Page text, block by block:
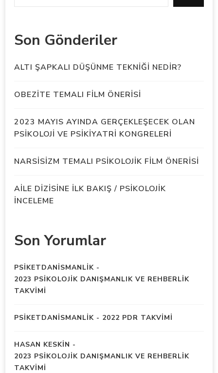
Son Gönderiler
ALTI ŞAPKALI DÜŞÜNME TEKNİĞİ NEDİR?
OBEZİTE TEMALI FİLM ÖNERİSİ
2023 MAYIS AYINDA GERÇEKLEŞECEK OLAN
PSİKOLOJİ VE PSİKİYATRİ KONGRELERİ
NARSİSİZM TEMALI PSİKOLOJİK FİLM ÖNERİSİ
AİLE DİZİSİNE İLK BAKIŞ / PSİKOLOJİK
İNCELEME
Son Yorumlar
PSIKETDANISMANLIK -
2023 PSİKOLOJİK DANIŞMANLIK VE REHBERLİK
TAKVİMİ
PSIKETDANISMANLIK - 2022 PDR TAKVİMİ
HASAN KESKIN -
2023 PSİKOLOJİK DANIŞMANLIK VE REHBERLİK
TAKVİMİ